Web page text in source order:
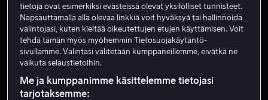
Blair Simmons
tietoja ovat esimerkiksi evästeissä olevat yksilölliset tunnisteet.
Napsauttamalla alla olevaa linkkiä voit hyväksyä tai hallinnoida
valintojasi, kuten kieltää oikeutettujen etujen käyttämisen. Voit
tehdä tämän myös myöhemmin Tietosuojakäytäntö-
sivullamme. Valintasi välitetään kumppaneillemme, eivätkä ne
vaikuta selaustietoihin.
Me ja kumppanimme käsittelemme tietojasi
tarjotaksemme: